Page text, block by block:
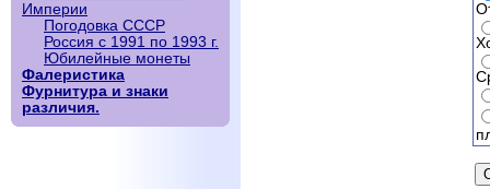
Империи
Погодовка СССР
Россия с 1991 по 1993 г.
Юбилейные монеты
Фалеристика
Фурнитура и знаки
различия.